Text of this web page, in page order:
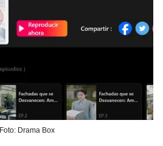
Foto: Drama Box